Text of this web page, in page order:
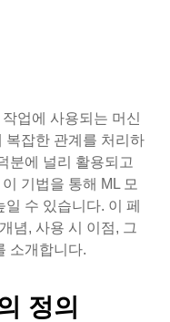
업에 사용되는 머신
복잡한 관계를 처리하
분에 널리 활용되고
기법을 통해 ML 모
수 있습니다. 이 페
념, 사용 시 이점, 그
소개합니다.
정의